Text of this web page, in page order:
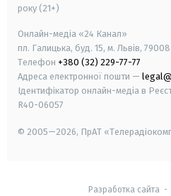
року (21+)
Онлайн-медіа «24 Канал»
пл. Галицька, буд. 15, м. Львів, 79008
Телефон +380 (32) 229-77-77
Адреса електронної пошти —
Ідентифікатор онлайн-медіа в
R40-06057
© 2005—2026, ПрАТ
Разработка сайта -